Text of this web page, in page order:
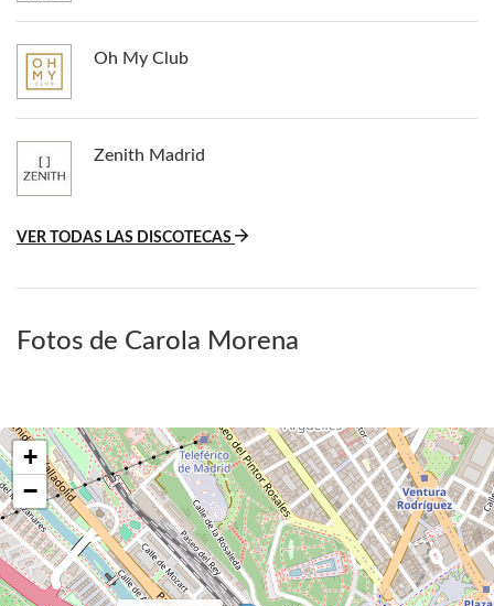
Oh My Club
Zenith Madrid
VER TODAS LAS DISCOTECAS
Fotos de Carola Morena